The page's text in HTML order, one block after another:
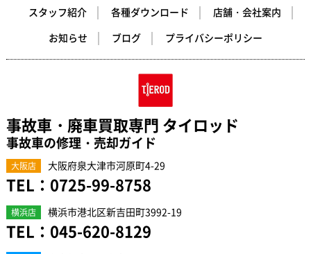
スタッフ紹介
各種ダウンロード
店舗・会社案内
お知らせ
ブログ プライバシーポリシー
事故車・廃車買取専門 タイロッド
事故車の修理・売却ガイド
大阪店 大阪府泉大津市河原町4-29
TEL： 0725-99-8758
横浜店 横浜市港北区新吉田町3992-19
TEL： 045-620-8129